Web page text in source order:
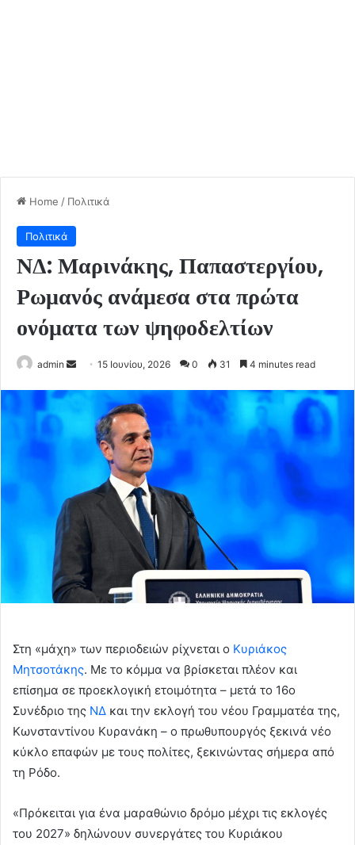
Home / Πολιτικά
Πολιτικά
ΝΔ: Μαρινάκης, Παπαστεργίου,
Ρωμανός ανάμεσα στα πρώτα
ονόματα των ψηφοδελτίων
admin
Send15 Ιουνίου, 2026 0 31 4 minutes read
Στη «μάχη» των περιοδειών ρίχνεται ο Κυριάκος
Μητσοτάκης. Με το κόμμα να βρίσκεται πλέον και
επίσημα σε προεκλογική ετοιμότητα – μετά το 16ο
Συνέδριο της ΝΔ και την εκλογή του νέου Γραμματέα της,
Κωνσταντίνου Κυρανάκη – ο πρωθυπουργός ξεκινά νέο
κύκλο επαφών με τους πολίτες, ξεκινώντας σήμερα από
τη Ρόδο.
«Πρόκειται για ένα μαραθώνιο δρόμο μέχρι τις εκλογές
του 2027» δηλώνουν συνεργάτες του Κυριάκου